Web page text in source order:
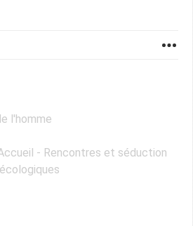
l'homme
- Rencontres et séduction